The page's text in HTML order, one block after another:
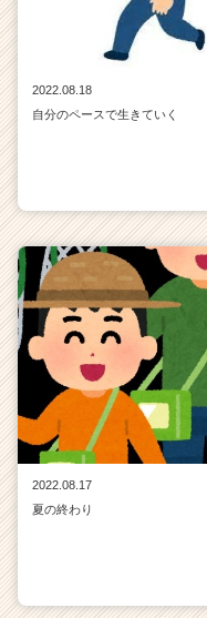
2022.08.18
自分のペースで生きていく
2022.08.17
夏の終わり